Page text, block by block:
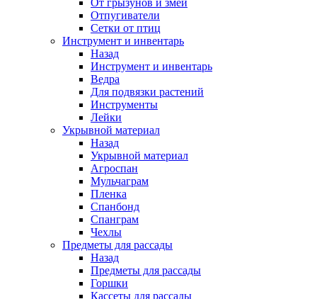
От грызунов и змей
Отпугиватели
Сетки от птиц
Инструмент и инвентарь
Назад
Инструмент и инвентарь
Ведра
Для подвязки растений
Инструменты
Лейки
Укрывной материал
Назад
Укрывной материал
Агроспан
Мульчаграм
Пленка
Спанбонд
Спанграм
Чехлы
Предметы для рассады
Назад
Предметы для рассады
Горшки
Кассеты для рассады